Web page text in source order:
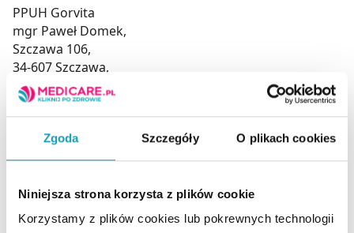
Zgoda Szczegóły O plikach cookies
Niniejsza strona korzysta z plików cookie
Korzystamy z plików cookies lub pokrewnych technologii
PPUH Gorvita
mgr Paweł Domek,
Szczawa 106,
34-607 Szczawa,
Polska.
e-mail: biuro@gorvita.com.pl
Zalecana porcja
Dorośli 1 tabletka dziennie.